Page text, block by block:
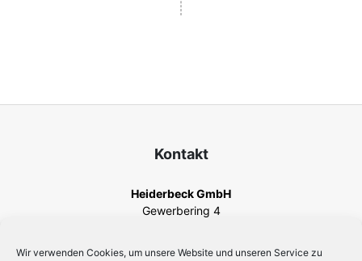
Wir verwenden Cookies, um unsere Website und unseren Service zu
Kontakt
Heiderbeck GmbH
Gewerbering 4